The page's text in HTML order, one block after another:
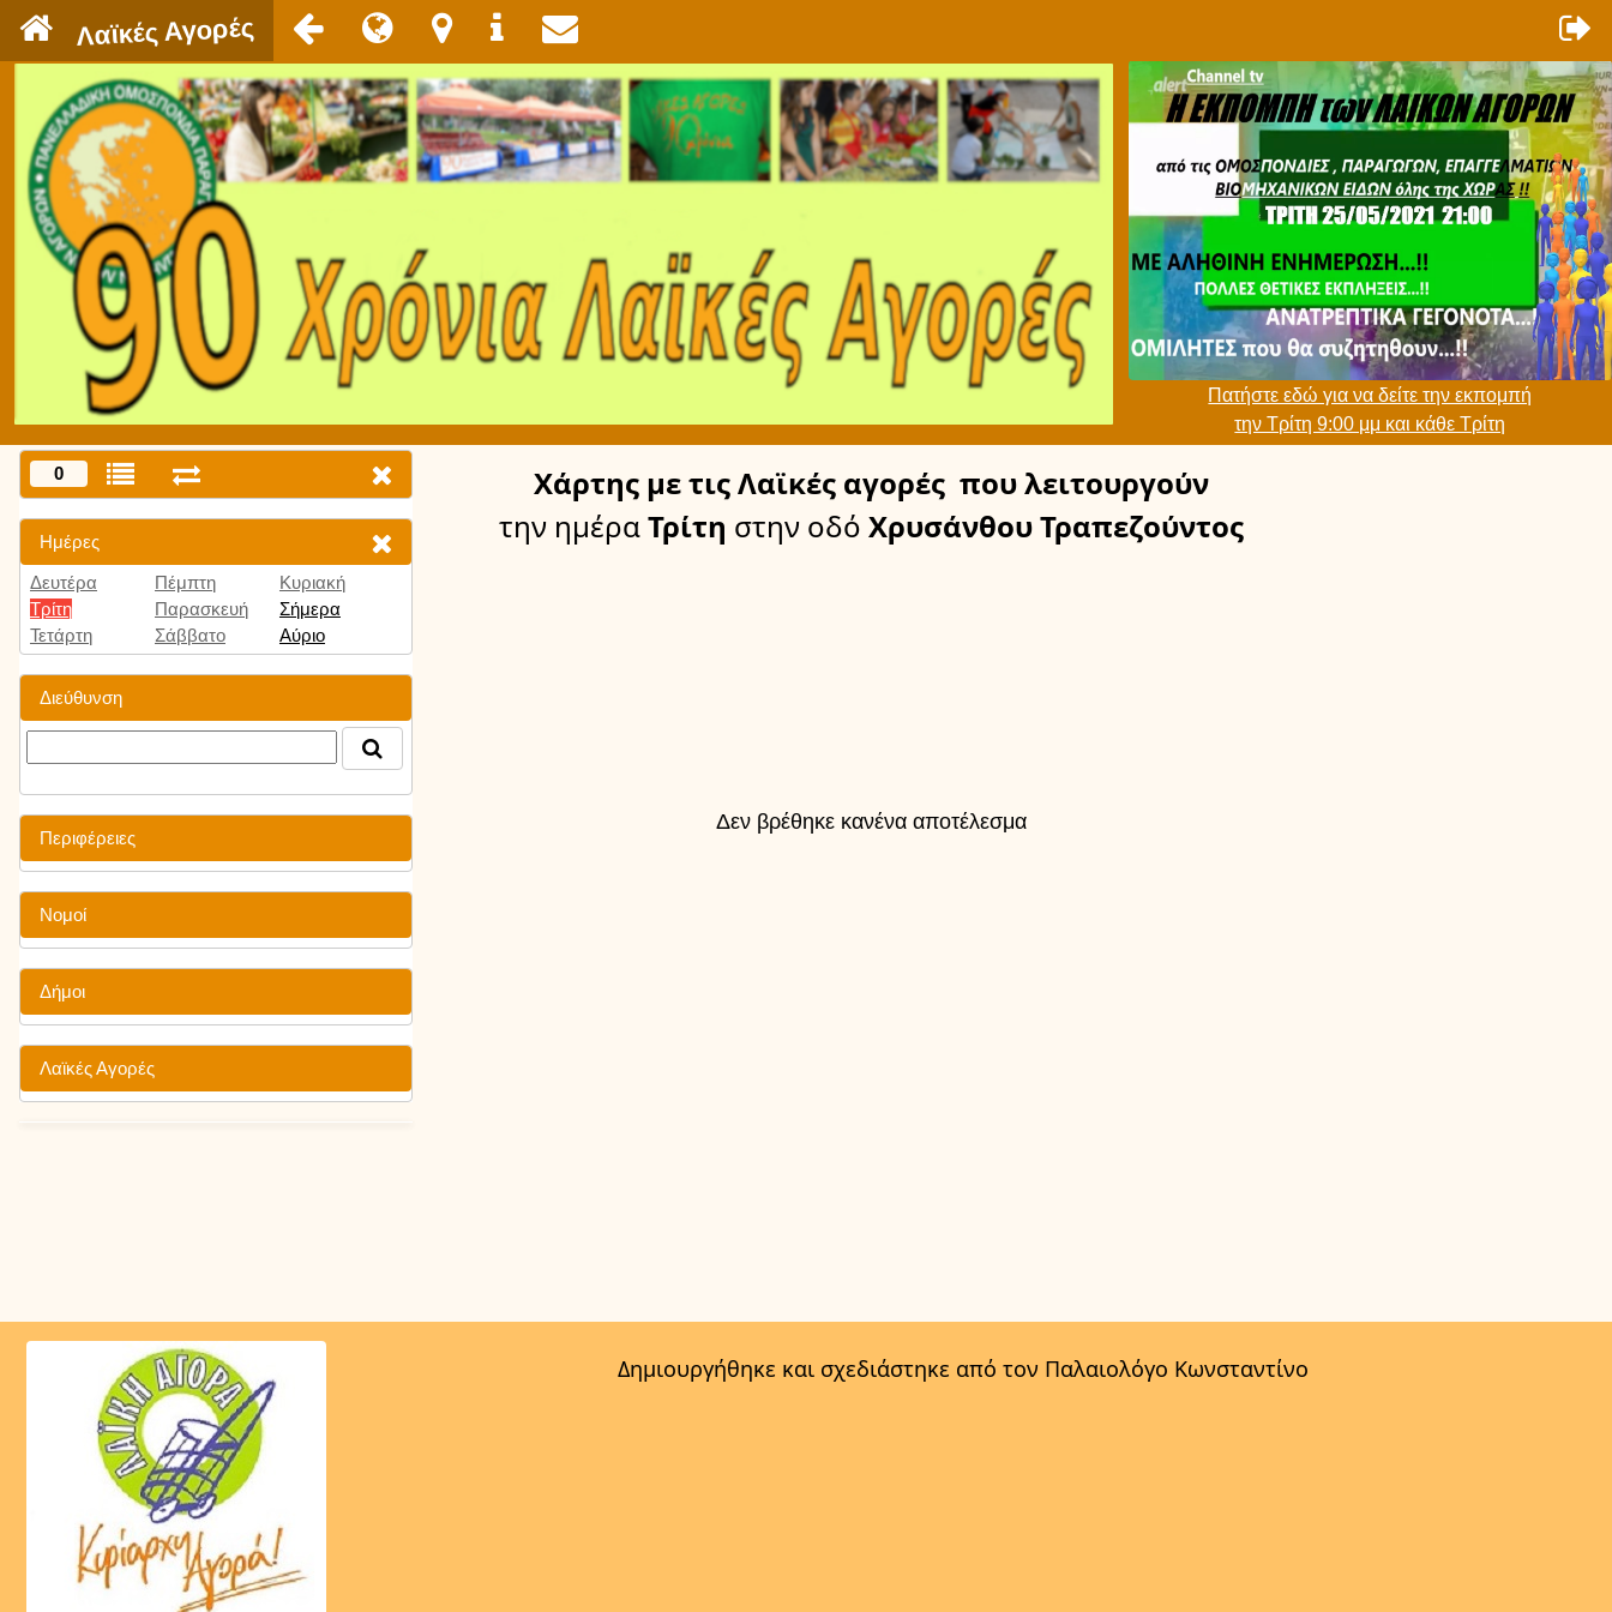
Λαϊκές Αγορές
Πατήστε εδώ για να δείτε την εκπομπή
την Τρίτη 9:00 μμ και κάθε Τρίτη
0
Ημέρες
Δευτέρα
Τρίτη
Τετάρτη
Πέμπτη
Παρασκευή
Σάββατο
Κυριακή
Σήμερα
Αύριο
Διεύθυνση
Περιφέρειες
Νομοί
Δήμοι
Λαϊκές Αγορές
Χάρτης με τις Λαϊκές αγορές που λειτουργούν
την ημέραΤρίτη στην οδό Χρυσάνθου Τραπεζούντος
Δεν βρέθηκε κανένα αποτέλεσμα
Δημιουργήθηκε και σχεδιάστηκε από τον Παλαιολόγο Κωνσταντίνο